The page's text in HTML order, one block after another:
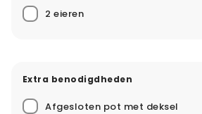
2 eieren
Extra benodigdheden
Afgesloten pot met deksel